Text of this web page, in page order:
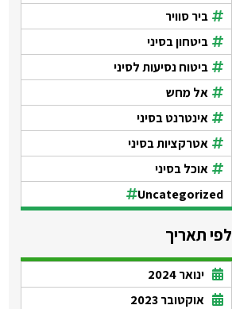
ביר סוויר
ביטחון בסיני
ביטוח נסיעות לסיני
אל מחש
אינטרנט בסיני
אטרקציות בסיני
אוכל בסיני
Uncategorized
לפי תאריך
ינואר 2024
אוקטובר 2023